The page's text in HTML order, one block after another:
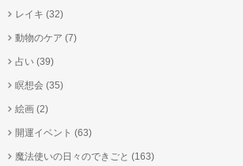
レイキ (32)
動物のケア (7)
占い (39)
瞑想会 (35)
絵画 (2)
開運イベント (63)
魔法使いの日々のできごと (163)